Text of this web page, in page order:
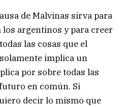
de Malvinas sirva para
los argentinos y para creer
las cosas que el
implica un
por sobre todas las
en común. Si
decir lo mismo que